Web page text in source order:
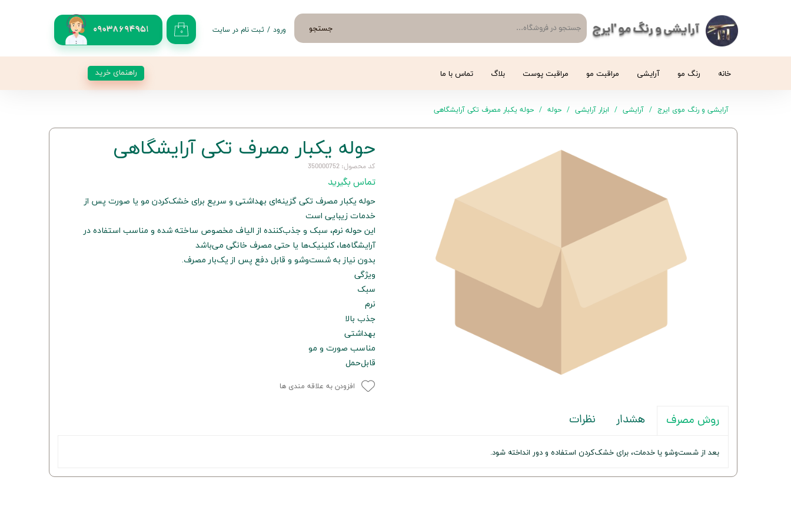
آرایشی و رنگ مو 'ایرج 09038694951 جستجو ۰ ورود / ثبت نام در سایت
خانه رنگ مو آرایشی مراقبت مو مراقبت پوست بلاگ تماس با ما راهنمای خرید
آرایشی و رنگ موی ایرج آرایشی ابزار آرایشی حوله حوله یکبار مصرف تکی آرایشگاهی
حوله یکبار مصرف تکی آرایشگاهی
کد محصول: 350000752
تماس بگیرید
حوله یکبار مصرف تکی گزینه‌ای بهداشتی و سریع برای خشک‌کردن مو یا صورت پس از
خدمات زیبایی است
این حوله نرم، سبک و جذب‌کننده از الیاف مخصوص ساخته شده و مناسب استفاده در
آرایشگاه‌ها، کلینیک‌ها یا حتی مصرف خانگی می‌باشد
بدون نیاز به شست‌وشو و قابل دفع پس از یک‌بار مصرف.
ویژگی
سبک
نرم
جذب بالا
بهداشتی
مناسب صورت و مو
قابل‌حمل
افزودن به علاقه مندی ها
روش مصرف هشدار نظرات
بعد از شست‌وشو یا خدمات، برای خشک‌کردن استفاده و دور انداخته شود.